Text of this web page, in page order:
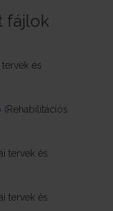
fájlok
tervek és
(Rehabilitációs
tervek és
tervek és